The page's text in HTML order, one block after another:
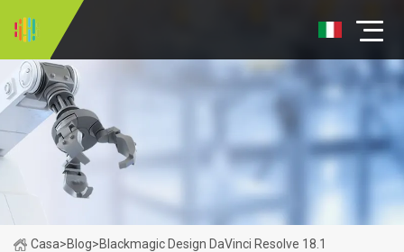
Casa>Blog>Blackmagic Design DaVinci Resolve 18.1